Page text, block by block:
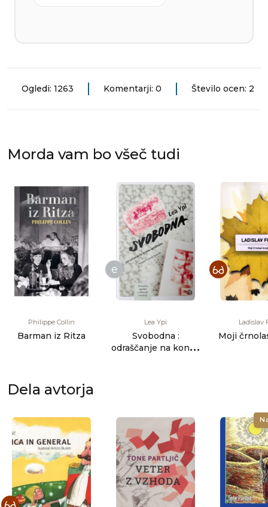
Ogledi: 1263 Komentarji: 0 Število ocen: 2
Morda vam bo všeč tudi
Philippe Collin
Barman iz Ritza
e
Lea Ypi
Svobodna :
odraščanje na koncu
Ladislav
Moji
Dela avtorja